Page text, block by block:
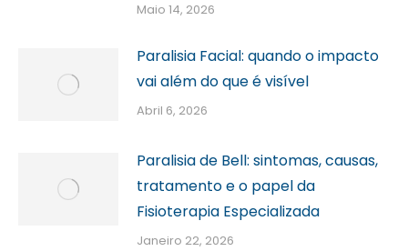
Maio 14, 2026
Paralisia Facial: quando o impacto
vai além do que é visível
Abril 6, 2026
Paralisia de Bell: sintomas, causas,
tratamento e o papel da
Fisioterapia Especializada
Janeiro 22, 2026